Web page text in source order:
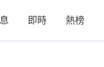
即時 熱榜